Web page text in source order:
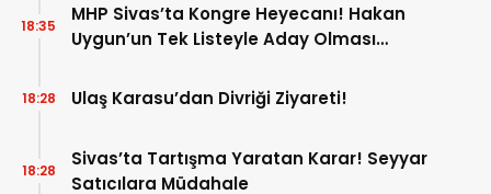
MHP Sivas’ta Kongre Heyecanı! Hakan
Uygun’un Tek Listeyle Aday Olması
18:35
Ulaş Karasu’dan Divriği Ziyareti!
18:28
Sivas’ta Tartışma Yaratan Karar! Seyyar
Satıcılara Müdahale
18:28